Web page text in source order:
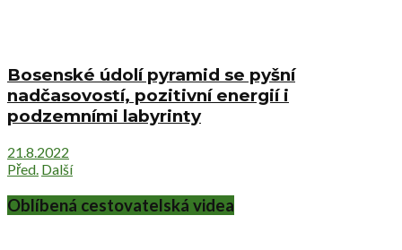
Bosenské údolí pyramid se pyšní
nadčasovostí, pozitivní energií i
podzemními labyrinty
21.8.2022
Před. Další
Oblíbená cestovatelská videa